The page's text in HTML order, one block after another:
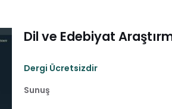
Dil ve Edebiyat
Dergi Ücretsizdir
Sunuş